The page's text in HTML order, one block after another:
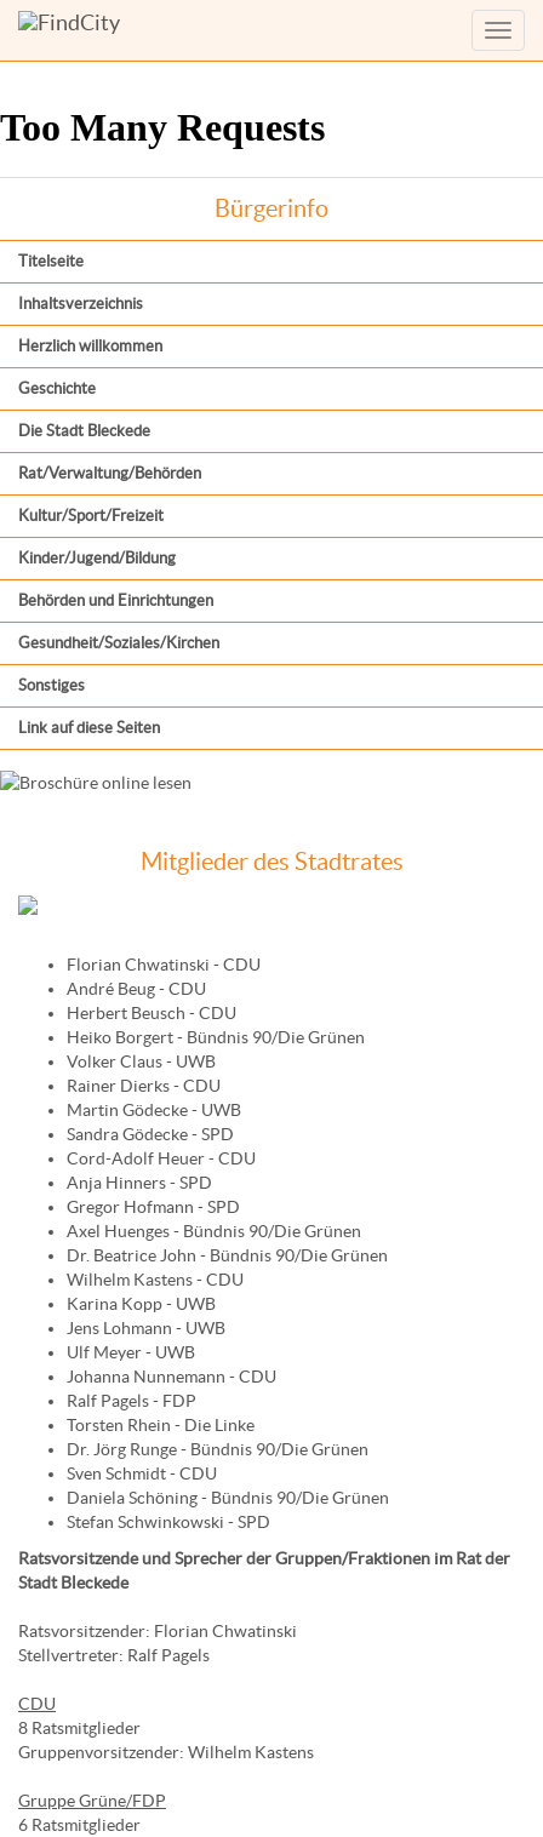
Menü
Bürgerinfo
Titelseite
Inhaltsverzeichnis
Herzlich willkommen
Geschichte
Die Stadt Bleckede
Rat/Verwaltung/Behörden
Kultur/Sport/Freizeit
Kinder/Jugend/Bildung
Behörden und Einrichtungen
Gesundheit/Soziales/Kirchen
Sonstiges
Link auf diese Seiten
Mitglieder des Stadtrates
Florian Chwatinski - CDU
André Beug - CDU
Herbert Beusch - CDU
Heiko Borgert - Bündnis 90/Die Grünen
Volker Claus - UWB
Rainer Dierks - CDU
Martin Gödecke - UWB
Sandra Gödecke - SPD
Cord-Adolf Heuer - CDU
Anja Hinners - SPD
Gregor Hofmann - SPD
Axel Huenges - Bündnis 90/Die Grünen
Dr. Beatrice John - Bündnis 90/Die Grünen
Wilhelm Kastens - CDU
Karina Kopp - UWB
Jens Lohmann - UWB
Ulf Meyer - UWB
Johanna Nunnemann - CDU
Ralf Pagels - FDP
Torsten Rhein - Die Linke
Dr. Jörg Runge - Bündnis 90/Die Grünen
Sven Schmidt - CDU
Daniela Schöning - Bündnis 90/Die Grünen
Stefan Schwinkowski - SPD
Ratsvorsitzende und Sprecher der Gruppen/Fraktionen im Rat der
Stadt Bleckede
Ratsvorsitzender: Florian Chwatinski
Stellvertreter: Ralf Pagels
CDU
8 Ratsmitglieder
Gruppenvorsitzender: Wilhelm Kastens
Gruppe Grüne/FDP
6 Ratsmitglieder